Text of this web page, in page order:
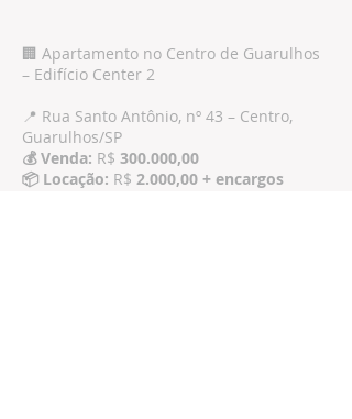
🏢 Apartamento no Centro de Guarulhos
– Edifício Center 2
📍 Rua Santo Antônio, nº 43 – Centro,
Guarulhos/SP
💰 Venda: R$ 300.000,00
📦 Locação: R$ 2.000,00 + encargos